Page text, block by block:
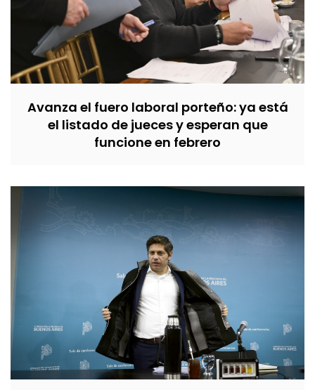
Avanza el fuero laboral porteño: ya está
el listado de jueces y esperan que
funcione en febrero